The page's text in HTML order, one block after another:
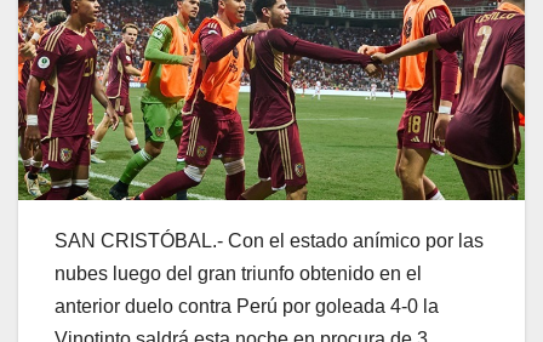
SAN CRISTÓBAL.- Con el estado anímico por las
nubes luego del gran triunfo obtenido en el
anterior duelo contra Perú por goleada 4-0 la